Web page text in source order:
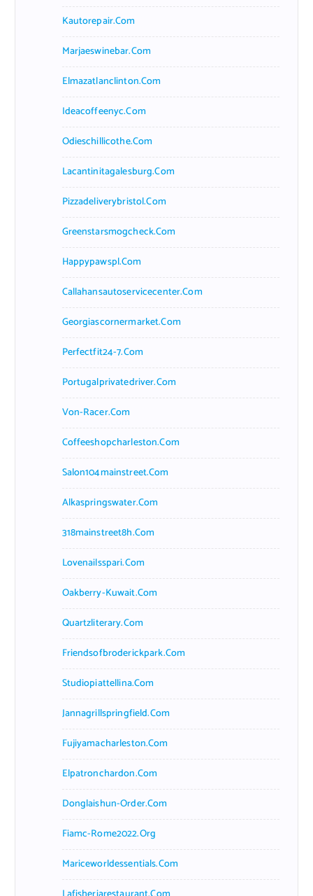
Kautorepair.com
Marjaeswinebar.com
Elmazatlanclinton.com
Ideacoffeenyc.com
Odieschillicothe.com
Lacantinitagalesburg.com
Pizzadeliverybristol.com
Greenstarsmogcheck.com
Happypawspl.com
Callahansautoservicecenter.com
Georgiascornermarket.com
Perfectfit24-7.com
Portugalprivatedriver.com
Von-Racer.com
Coffeeshopcharleston.com
Salon104mainstreet.com
Alkaspringswater.com
318mainstreet8h.com
Lovenailsspari.com
Oakberry-Kuwait.com
Quartzliterary.com
Friendsofbroderickpark.com
Studiopiattellina.com
Jannagrillspringfield.com
Fujiyamacharleston.com
Elpatronchardon.com
Donglaishun-Order.com
Fiamc-Rome2022.org
Mariceworldessentials.com